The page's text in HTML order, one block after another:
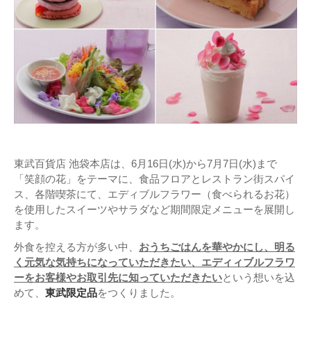
東武百貨店 池袋本店は、6月16日(水)から7月7日(水)まで
「笑顔の花」をテーマに、食品フロアとレストラン街スパイ
ス、各階喫茶にて、エディブルフラワー（食べられるお花）
を使用したスイーツやサラダなど期間限定メニューを展開し
ます。
外食を控える方が多い中、 おうちごはんを華やかにし、明る
く元気な気持ちになっていただきたい、エディィブルフラワ
ーをお客様やお取引先に知っていただきたいという想いを込
めて、 東武限定品をつくりました。